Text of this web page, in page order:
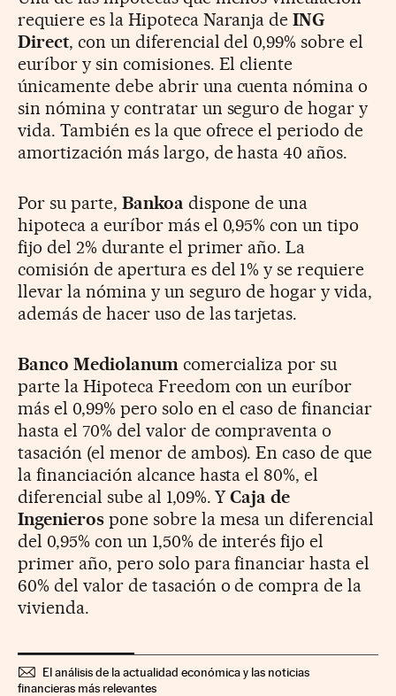
requiere es la Hipoteca Naranja deING
Direct, con un diferencial del 0,99% sobre el
euríbor y sin comisiones. El cliente
únicamente debe abrir una cuenta nómina o
sin nómina y contratar un seguro de hogar y
vida. También es la que ofrece el periodo de
amortización más largo, de hasta 40 años.
Por su parte, Bankoa dispone de una
hipoteca a euríbor más el 0,95% con un tipo
fijo del 2% durante el primer año. La
comisión de apertura es del 1% y se requiere
llevar la nómina y un seguro de hogar y vida,
además de hacer uso de las tarjetas.
Banco Mediolanum comercializa por su
parte la Hipoteca Freedom con un euríbor
más el 0,99% pero solo en el caso de financiar
hasta el 70% del valor de compraventa o
tasación (el menor de ambos). En caso de que
la financiación alcance hasta el 80%, el
diferencial sube al 1,09%. YCaja de
Ingenierospone sobre la mesa un diferencial
del 0,95% con un 1,50% de interés fijo el
primer año, pero solo para financiar hasta el
60% del valor de tasación o de compra de la
vivienda.
El análisis de la actualidad económica y las noticias
financieras más relevantes